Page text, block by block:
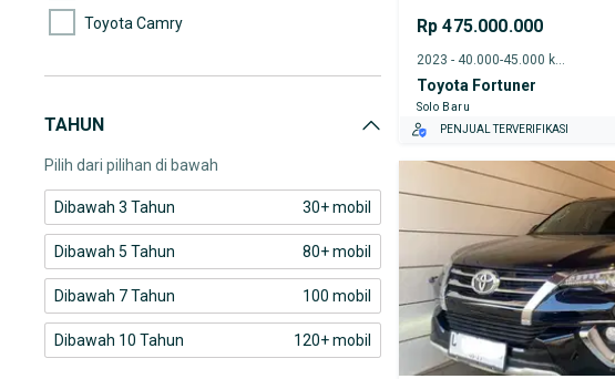
Toyota Camry
Toyota Corona
TAHUN
Pilih dari pilihan di bawah
Dibawah 3 Tahun 30+ mobil
Dibawah 5 Tahun 80+ mobil
Dibawah 7 Tahun 100 mobil
Dibawah 10 Tahun 120+ mobil
Rp 475.000.000
Toyota Fortuner
Solo Baru
PENJUAL TERVERIFIKASI